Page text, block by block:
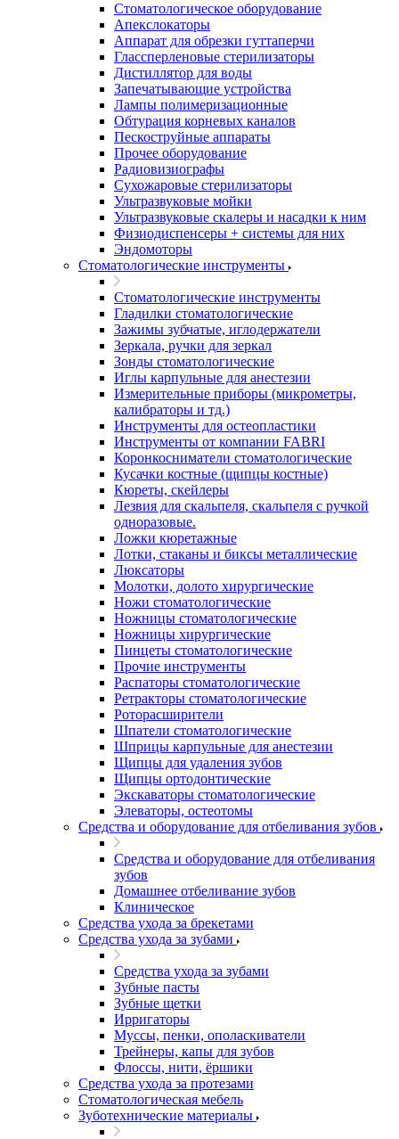
Стоматологическое оборудование
Апекслокаторы
Аппарат для обрезки гуттаперчи
Глассперленовые стерилизаторы
Дистиллятор для воды
Запечатывающие устройства
Лампы полимеризационные
Обтурация корневых каналов
Пескоструйные аппараты
Прочее оборудование
Радиовизиографы
Сухожаровые стерилизаторы
Ультразвуковые мойки
Ультразвуковые скалеры и насадки к ним
Физиодиспенсеры + системы для них
Эндомоторы
Стоматологические инструменты
Стоматологические инструменты
Гладилки стоматологические
Зажимы зубчатые, иглодержатели
Зеркала, ручки для зеркал
Зонды стоматологические
Иглы карпульные для анестезии
Измерительные приборы (микрометры,
калибраторы и тд.)
Инструменты для остеопластики
Инструменты от компании FABRI
Коронкосниматели стоматологические
Кусачки костные (щипцы костные)
Кюреты, скейлеры
Лезвия для скальпеля, скальпеля с ручкой
одноразовые.
Ложки кюретажные
Лотки, стаканы и биксы металлические
Люксаторы
Молотки, долото хирургические
Ножи стоматологические
Ножницы стоматологические
Ножницы хирургические
Пинцеты стоматологические
Прочие инструменты
Распаторы стоматологические
Ретракторы стоматологические
Роторасширители
Шпатели стоматологические
Шприцы карпульные для анестезии
Щипцы для удаления зубов
Щипцы ортодонтические
Экскаваторы стоматологические
Элеваторы, остеотомы
Средства и оборудование для отбеливания зубов
Средства и оборудование для отбеливания
зубов
Домашнее отбеливание зубов
Клиническое
Средства ухода за брекетами
Средства ухода за зубами
Средства ухода за зубами
Зубные пасты
Зубные щетки
Ирригаторы
Муссы, пенки, ополаскиватели
Трейнеры, капы для зубов
Флоссы, нити, ёршики
Средства ухода за протезами
Стоматологическая мебель
Зуботехнические материалы